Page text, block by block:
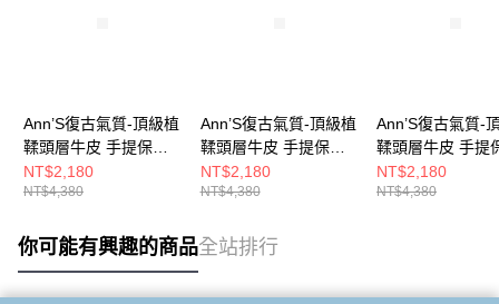
Ann’S復古氣質-頂級植
鞣頭層牛皮 手提保齡
球包(兩用附背帶) -棕
NT$2,180
NT$4,380
Ann’S復古氣質-頂級植
鞣頭層牛皮 手提保齡
球包(兩用附背帶) -酒
紅
NT$2,180
NT$4,380
Ann’S復古氣質-
鞣頭層牛皮 手提
球包(兩用附背帶
NT$2,180
NT$4,380
你可能有興趣的商品全站排行